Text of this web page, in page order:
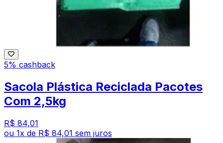
5% cashback
Sacola Plástica Reciclada Pacotes
Com 2,5kg
R$ 84,01
ou 1x de R$ 84,01 sem juros